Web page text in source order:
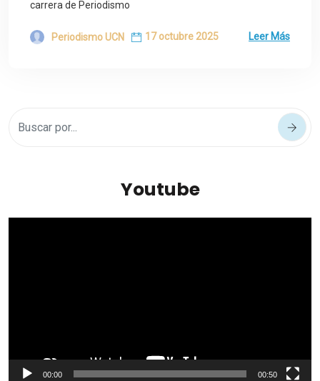
carrera de Periodismo
Periodismo UCN 17 octubre 2025 Leer Más
Youtube
00:00 00:50